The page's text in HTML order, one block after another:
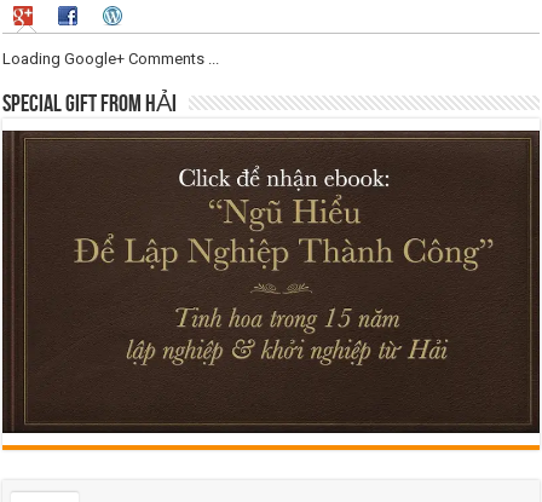
Loading Google+ Comments ...
SPECIAL GIFT FROM HẢI